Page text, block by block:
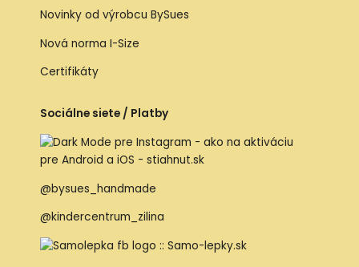
Novinky od výrobcu BySues
Nová norma I-Size
Certifikáty
Sociálne siete / Platby
@bysues_handmade
@kindercentrum_zilina